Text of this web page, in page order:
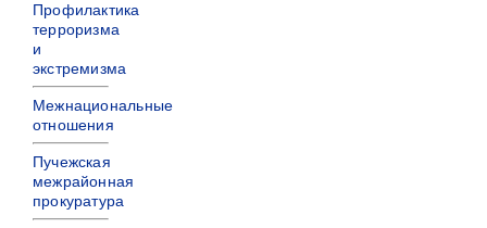
Профилактика
терроризма
и
экстремизма
Межнациональные
отношения
Пучежская
межрайонная
прокуратура